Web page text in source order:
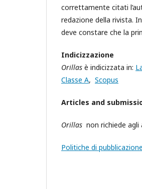
correttamente citati
redazione della rivista.
deve constare che la
Indicizzazione
Orillas è indicizzata in:
Classe A, Scopus
Articles and
Orillas non richiede
Politiche di